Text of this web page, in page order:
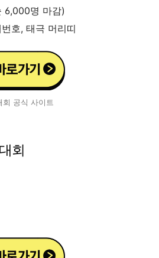
6,000명 마감)
호, 태극 머리띠
회 공식 사이트
회